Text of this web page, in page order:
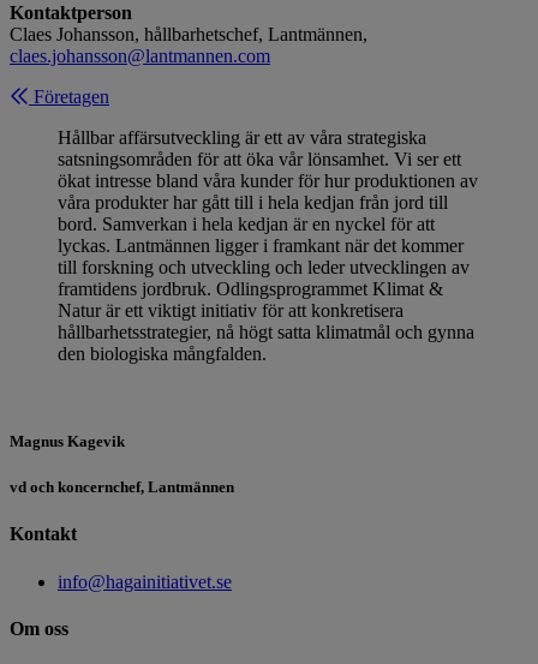
Kontaktperson
Claes Johansson, hållbarhetschef, Lantmännen,
claes.johansson@lantmannen.com
Företagen
Hållbar affärsutveckling är ett av våra strategiska
satsningsområden för att öka vår lönsamhet. Vi ser ett
ökat intresse bland våra kunder för hur produktionen av
våra produkter har gått till i hela kedjan från jord till
bord. Samverkan i hela kedjan är en nyckel för att
lyckas. Lantmännen ligger i framkant när det kommer
till forskning och utveckling och leder utvecklingen av
framtidens jordbruk. Odlingsprogrammet Klimat &
Natur är ett viktigt initiativ för att konkretisera
hållbarhetsstrategier, nå högt satta klimatmål och gynna
den biologiska mångfalden.
Magnus Kagevik
vd och koncernchef, Lantmännen
Kontakt
info@hagainitiativet.se
Om oss